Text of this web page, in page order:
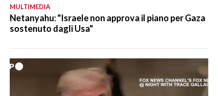
MULTIMEDIA
Netanyahu: "Israele non approva il piano per Gaza
sostenuto dagli Usa"